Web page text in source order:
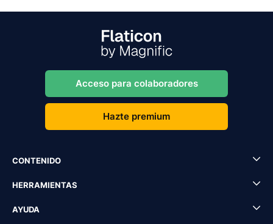
Acceso para colaboradores
Hazte premium
CONTENIDO
HERRAMIENTAS
AYUDA